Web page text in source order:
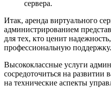
сервера.
Итак, аренда виртуального
администрированием
для тех, кто ценит
профессиональную поддержку.
Высококлассные услуги
сосредоточиться на развитии
на технические аспекты